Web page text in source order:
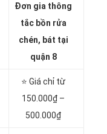
Đơn gia thông
tắc bồn rửa
chén, bát tại
quận 8
⭐ Giá chỉ từ
150.000₫ –
500.000₫